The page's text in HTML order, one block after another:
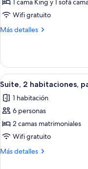
de
Suite
ejecutiva,
1 cama King y 1 sofá
Wifi gratuito
Más detalles
Más
ejecutiva,
habitación
Abrir
todas
las
fotos
de
Suite,
2
4
Suite, 2 habitaciones,
1 habitación
6 personas
2 camas matrimoniales
Wifi gratuito
Más detalles
Más